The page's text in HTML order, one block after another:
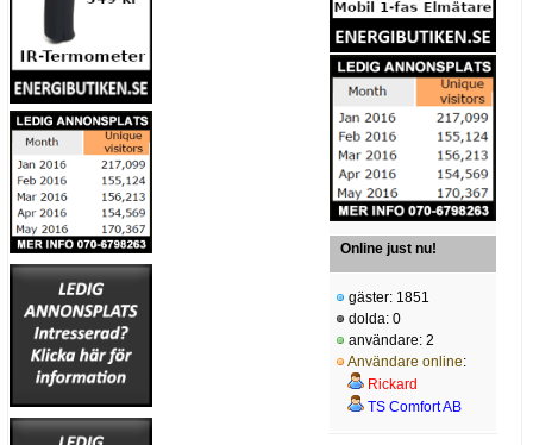
Online just nu!
gäster: 1851
dolda: 0
användare: 2
Användare online:
Rickard
TS Comfort AB